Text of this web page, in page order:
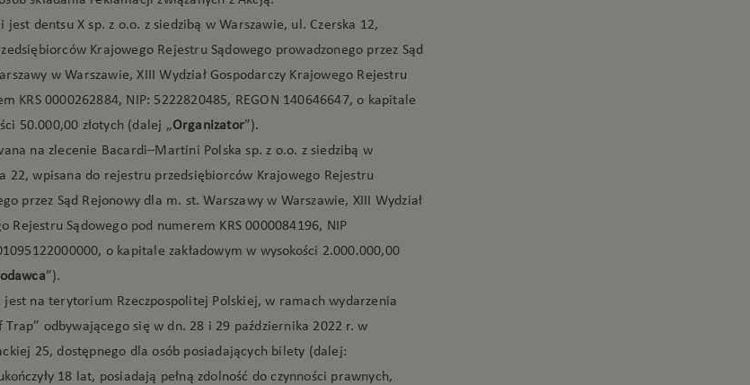
dentsu X sp. z o.o. z siedzibą w Warszawie, ul. Czerska 12,
Krajowego Rejestru Sądowego prowadzonego przez Sąd
w Warszawie, XIII Wydział Gospodarczy Krajowego Rejestru
KRS 0000262884, NIP: 5222820485, REGON 140646647, o kapitale
50.000,00 złotych (dalej „Organizator”).
na zlecenie Bacardi–Martini Polska sp. z o.o. z siedzibą w
22, wpisana do rejestru przedsiębiorców Krajowego Rejestru
przez Sąd Rejonowy dla m. st. Warszawy w Warszawie, XIII Wydział
Rejestru Sądowego pod numerem KRS 0000084196, NIP
o kapitale zakładowym w wysokości 2.000.000,00
”).
jest na terytorium Rzeczpospolitej Polskiej, w ramach wydarzenia
odbywającego się w dn. 28 i 29 października 2022 r. w
25, dostępnego dla osób posiadających bilety (dalej:
18 lat, posiadają pełną zdolność do czynności prawnych,